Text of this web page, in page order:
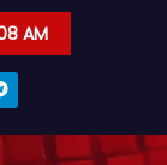
AM